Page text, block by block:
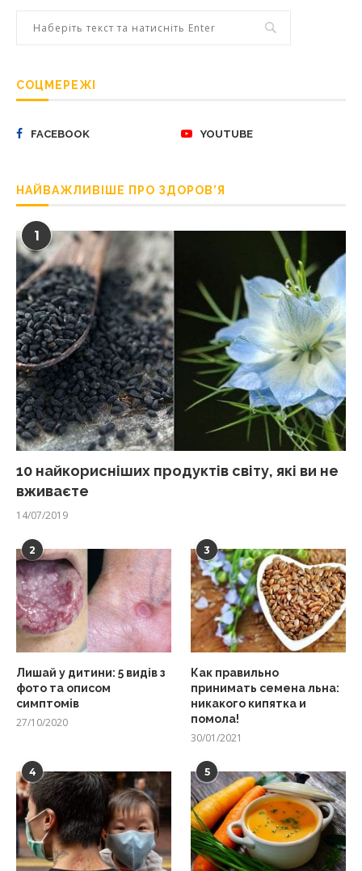
СОЦМЕРЕЖІ
FACEBOOK YOUTUBE
НАЙВАЖЛИВІШЕ ПРО ЗДОРОВ’Я
1
10 найкорисніших продуктів світу, які ви не
вживаєте
14/07/2019
2
Лишай у дитини: 5 видів з
фото та описом
симптомів
27/10/2020
3
Как правильно
принимать семена льна:
никакого кипятка и
помола!
30/01/2021
4 5